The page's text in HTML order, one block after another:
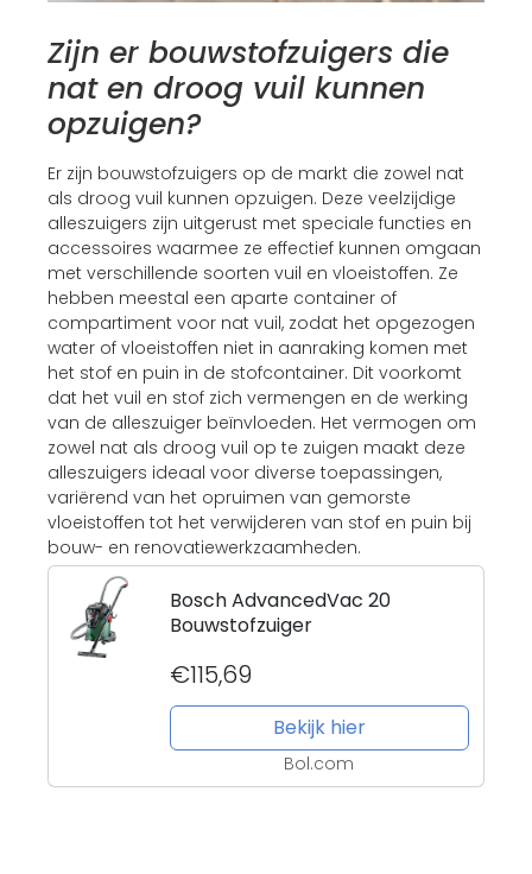
Zijn er bouwstofzuigers die
nat en droog vuil kunnen
opzuigen?
Er zijn bouwstofzuigers op de markt die zowel nat
als droog vuil kunnen opzuigen. Deze veelzijdige
alleszuigers zijn uitgerust met speciale functies en
accessoires waarmee ze effectief kunnen omgaan
met verschillende soorten vuil en vloeistoffen. Ze
hebben meestal een aparte container of
compartiment voor nat vuil, zodat het opgezogen
water of vloeistoffen niet in aanraking komen met
het stof en puin in de stofcontainer. Dit voorkomt
dat het vuil en stof zich vermengen en de werking
van de alleszuiger beïnvloeden. Het vermogen om
zowel nat als droog vuil op te zuigen maakt deze
alleszuigers ideaal voor diverse toepassingen,
variërend van het opruimen van gemorste
vloeistoffen tot het verwijderen van stof en puin bij
bouw- en renovatiewerkzaamheden.
Bosch AdvancedVac 20
Bouwstofzuiger
€115,69
Bekijk hier
Bol.com